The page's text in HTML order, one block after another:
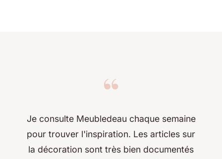
“
Je consulte Meubledeau chaque semaine
pour trouver l'inspiration. Les articles sur
la décoration sont très bien documentés